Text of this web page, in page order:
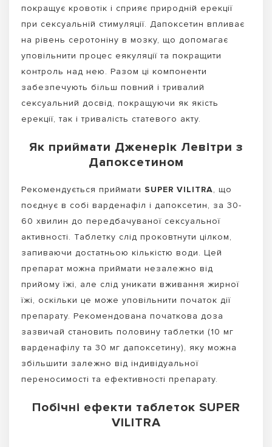
покращує кровотік і сприяє природній ерекції
при сексуальній стимуляції. Дапоксетин впливає
на рівень серотоніну в мозку, що допомагає
уповільнити процес еякуляції та покращити
контроль над нею. Разом ці компоненти
забезпечують більш повний і тривалий
сексуальний досвід, покращуючи як якість
ерекції, так і тривалість статевого акту.
Як приймати Дженерік Левітри з
Дапоксетином
Рекомендується приймати SUPER VILITRA, що
поєднує в собі варденафіл і дапоксетин, за 30-
60 хвилин до передбачуваної сексуальної
активності. Таблетку слід проковтнути цілком,
запиваючи достатньою кількістю води. Цей
препарат можна приймати незалежно від
прийому їжі, але слід уникати вживання жирної
їжі, оскільки це може уповільнити початок дії
препарату. Рекомендована початкова доза
зазвичай становить половину таблетки (10 мг
варденафілу та 30 мг дапоксетину), яку можна
збільшити залежно від індивідуальної
переносимості та ефективності препарату.
Побічні ефекти таблеток SUPER
VILITRA